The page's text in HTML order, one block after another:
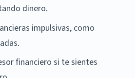
dinero.
impulsivas, como
financiero si te sientes